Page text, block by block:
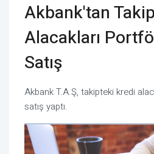
Akbank'tan
Alacakları
Satış
Akbank T.A.Ş, takipteki kredi
satış yaptı.